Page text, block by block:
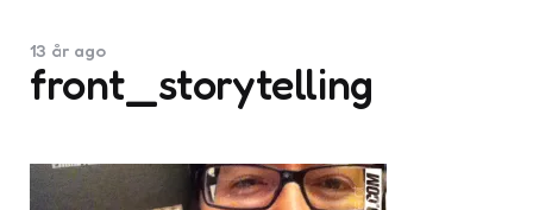
front_storytelling
13 år ago